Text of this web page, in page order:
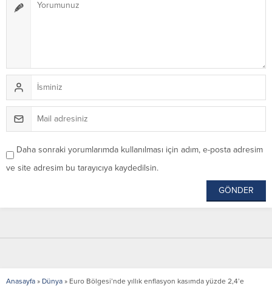
Daha sonraki yorumlarımda kullanılması için adım, e-posta adresim
ve site adresim bu tarayıcıya kaydedilsin.
Anasayfa » Dünya » Euro Bölgesi’nde yıllık enflasyon kasımda yüzde 2,4’e